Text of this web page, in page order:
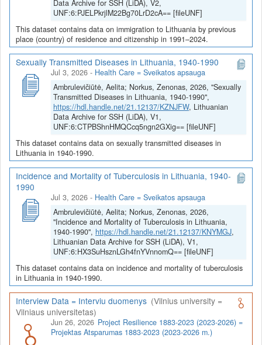
Data Archive for SSH (LiDA), V2,
UNF:6:PJELPkrjlM22Bg70LrD2cA== [fileUNF]
This dataset contains data on immigration to Lithuania by previous
place (country) of residence and citizenship in 1991–2024.
Sexually Transmitted Diseases in Lithuania, 1940-1990
Jul 3, 2026 - Health Care = Sveikatos apsauga
Ambrulevičiūtė, Aelita; Norkus, Zenonas, 2026, "Sexually
Transmitted Diseases in Lithuania, 1940-1990",
https://hdl.handle.net/21.12137/KZNJFW, Lithuanian
Data Archive for SSH (LiDA), V1,
UNF:6:CTPBShnHMQCcq5ngn2GXig== [fileUNF]
This dataset contains data on sexually transmitted diseases in
Lithuania in 1940-1990.
Incidence and Mortality of Tuberculosis in Lithuania, 1940-
1990
Jul 3, 2026 - Health Care = Sveikatos apsauga
Ambrulevičiūtė, Aelita; Norkus, Zenonas, 2026,
"Incidence and Mortality of Tuberculosis in Lithuania,
1940-1990", https://hdl.handle.net/21.12137/KNYMGJ,
Lithuanian Data Archive for SSH (LiDA), V1,
UNF:6:HX3SuHsznLGh4fnYVnnomQ== [fileUNF]
This dataset contains data on incidence and mortality of tuberculosis
in Lithuania in 1940-1990.
Interview Data = Interviu duomenys (Vilnius university =
Vilniaus universitetas)
Jun 26, 2026 Project Resilience 1883-2023 (2023-2026) =
Projektas Atsparumas 1883-2023 (2023-2026 m.)